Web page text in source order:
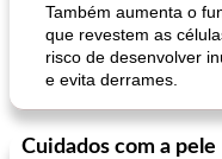
Também aumenta o
que revestem as
risco de desenvolver
e evita derrames.
Cuidados com a pele